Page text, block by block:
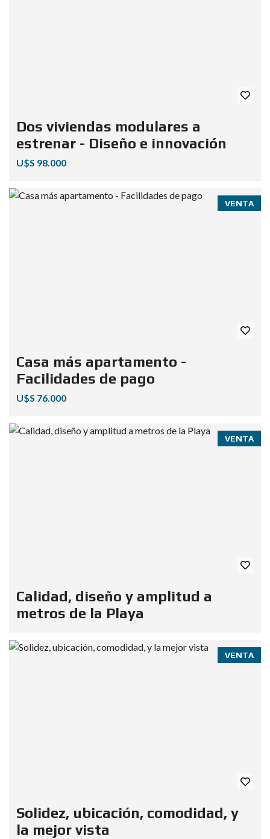
Dos viviendas modulares a
estrenar - Diseño e innovación
U$S 98.000
VENTA
Casa más apartamento -
Facilidades de pago
U$S 76.000
VENTA
Calidad, diseño y amplitud a
metros de la Playa
VENTA
Solidez, ubicación, comodidad, y
la mejor vista